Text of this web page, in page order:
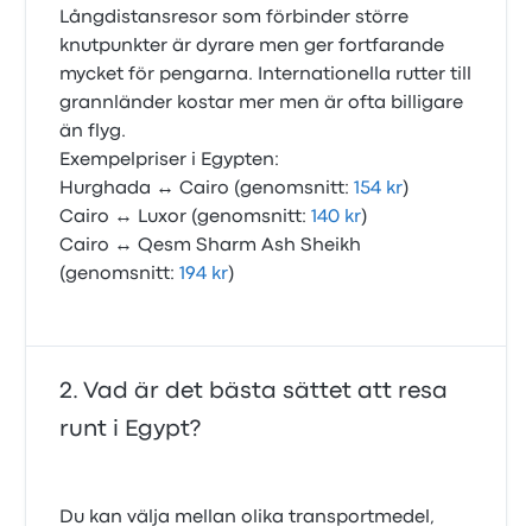
Långdistansresor som förbinder större
knutpunkter är dyrare men ger fortfarande
mycket för pengarna. Internationella rutter till
grannländer kostar mer men är ofta billigare
än flyg.
Exempelpriser i Egypten:
Hurghada ↔ Cairo (genomsnitt:154 kr)
Cairo ↔ Luxor (genomsnitt:140 kr)
Cairo ↔ Qesm Sharm Ash Sheikh
(genomsnitt:194 kr)
Vad är det bästa sättet att resa
runt i Egypt?
Du kan välja mellan olika transportmedel,